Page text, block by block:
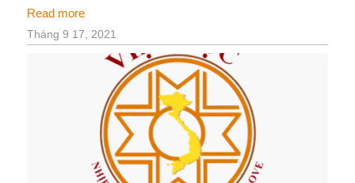
Read more
Tháng 9 17, 2021